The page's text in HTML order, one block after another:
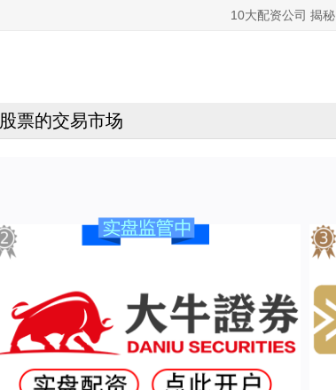
10大配资公司 揭
股票的交易市场